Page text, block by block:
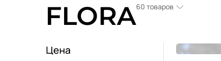
FLORA60 товаров
Цена